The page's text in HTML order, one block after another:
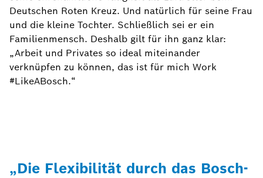
Deutschen Roten Kreuz. Und natürlich für seine Frau
und die kleine Tochter. Schließlich sei er ein
Familienmensch. Deshalb gilt für ihn ganz klar:
„Arbeit und Privates so ideal miteinander
verknüpfen zu können, das ist für mich Work
#LikeABosch.“
„Die Flexibilität durch das Bosch-